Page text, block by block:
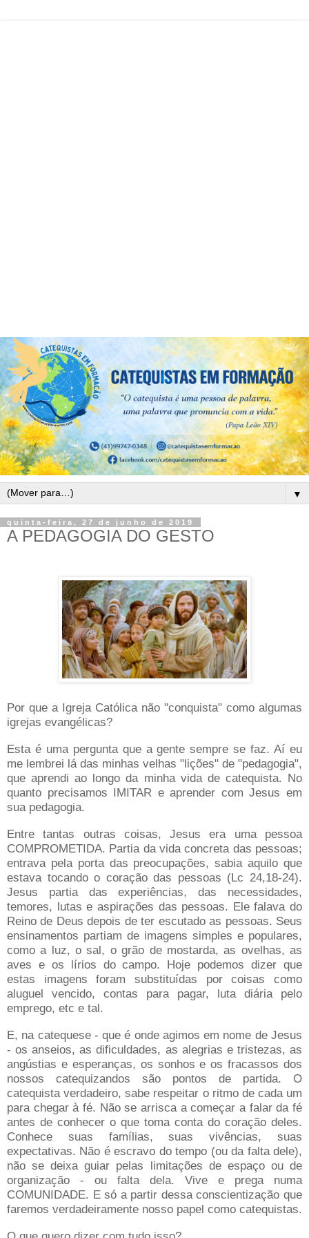
▼
quinta-feira, 27 de junho de 2019
A PEDAGOGIA DO GESTO
Por que a Igreja Católica não "conquista" como algumas
igrejas evangélicas?
Esta é uma pergunta que a gente sempre se faz. Aí eu
me lembrei lá das minhas velhas "lições" de "pedagogia",
que aprendi ao longo da minha vida de catequista. No
quanto precisamos IMITAR e aprender com Jesus em
sua pedagogia.
Entre tantas outras coisas, Jesus era uma pessoa
COMPROMETIDA. Partia da vida concreta das pessoas;
entrava pela porta das preocupações, sabia aquilo que
estava tocando o coração das pessoas (Lc 24,18-24).
Jesus partia das experiências, das necessidades,
temores, lutas e aspirações das pessoas. Ele falava do
Reino de Deus depois de ter escutado as pessoas. Seus
ensinamentos partiam de imagens simples e populares,
como a luz, o sal, o grão de mostarda, as ovelhas, as
aves e os lírios do campo. Hoje podemos dizer que
estas imagens foram substituídas por coisas como
aluguel vencido, contas para pagar, luta diária pelo
emprego, etc e tal.
E, na catequese - que é onde agimos em nome de Jesus
- os anseios, as dificuldades, as alegrias e tristezas, as
angústias e esperanças, os sonhos e os fracassos dos
nossos catequizandos são pontos de partida. O
catequista verdadeiro, sabe respeitar o ritmo de cada um
para chegar à fé. Não se arrisca a começar a falar da fé
antes de conhecer o que toma conta do coração deles.
Conhece suas famílias, suas vivências, suas
expectativas. Não é escravo do tempo (ou da falta dele),
não se deixa guiar pelas limitações de espaço ou de
organização - ou falta dela. Vive e prega numa
COMUNIDADE. E só a partir dessa conscientização que
faremos verdadeiramente nosso papel como catequistas.